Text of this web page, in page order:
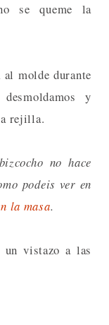
se queme la
al molde durante
y
rejilla.
no hace
podeis ver en
la masa.
un vistazo a las